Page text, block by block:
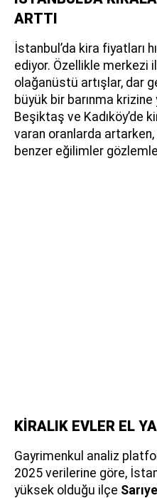
ARTTI
İstanbul’da kira fiyatları
ediyor. Özellikle merkezi
olağanüstü artışlar, dar
büyük bir barınma krizine
Beşiktaş ve Kadıköy’de
varan oranlarda artarken,
benzer eğilimler
KİRALIK EVLER EL
Gayrimenkul analiz
2025 verilerine göre,
yüksek olduğu ilçe